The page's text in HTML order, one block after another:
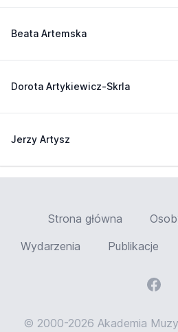
Beata Artemska
Dorota Artykiewicz-Skrla
Jerzy Artysz
Strona główna
Wydarzenia
Publikacje
© 2000-2026 Akademia